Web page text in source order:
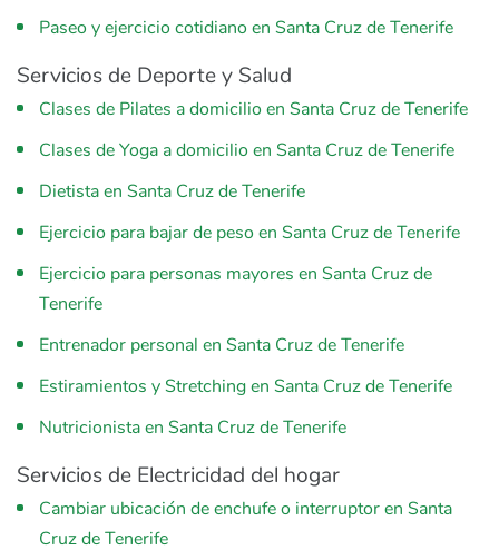
Paseo y ejercicio cotidiano en Santa Cruz de Tenerife
Servicios de Deporte y Salud
Clases de Pilates a domicilio en Santa Cruz de Tenerife
Clases de Yoga a domicilio en Santa Cruz de Tenerife
Dietista en Santa Cruz de Tenerife
Ejercicio para bajar de peso en Santa Cruz de Tenerife
Ejercicio para personas mayores en Santa Cruz de
Tenerife
Entrenador personal en Santa Cruz de Tenerife
Estiramientos y Stretching en Santa Cruz de Tenerife
Nutricionista en Santa Cruz de Tenerife
Servicios de Electricidad del hogar
Cambiar ubicación de enchufe o interruptor en Santa
Cruz de Tenerife